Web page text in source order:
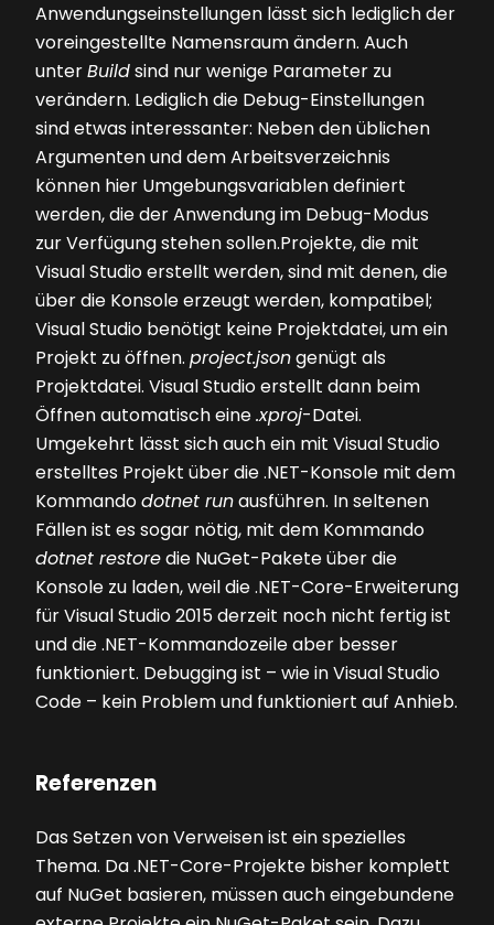
Anwendungseinstellungen lässt sich lediglich der
voreingestellte Namensraum ändern. Auch
unterBuildsind nur wenige Parameter zu
verändern. Lediglich die Debug-Einstellungen
sind etwas interessanter: Neben den üblichen
Argumenten und dem Arbeitsverzeichnis
können hier Umgebungsvariablen definiert
werden, die der Anwendung im Debug-Modus
zur Verfügung stehen sollen.Projekte, die mit
Visual Studio erstellt werden, sind mit denen, die
über die Konsole erzeugt werden, kompatibel;
Visual Studio benötigt keine Projektdatei, um ein
Projekt zu öffnen. project.jsongenügt als
Projektdatei. Visual Studio erstellt dann beim
Öffnen automatisch eine.xproj-Datei.
Umgekehrt lässt sich auch ein mit Visual Studio
erstelltes Projekt über die .NET-Konsole mit dem
Kommandodotnet runausführen. In seltenen
Fällen ist es sogar nötig, mit dem Kommando
dotnet restoredie NuGet-Pakete über die
Konsole zu laden, weil die .NET-Core-Erweiterung
für Visual Studio 2015 derzeit noch nicht fertig ist
und die .NET-Kommandozeile aber besser
funktioniert. Debugging ist – wie in Visual Studio
Code – kein Problem und funktioniert auf Anhieb.
Referenzen
Das Setzen von Verweisen ist ein spezielles
Thema. Da .NET-Core-Projekte bisher komplett
auf NuGet basieren, müssen auch eingebundene